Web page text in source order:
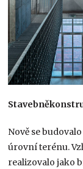
Nově se
úrovní terénu.
realizovalo jako